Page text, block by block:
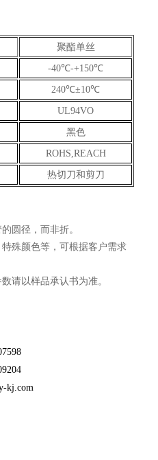
聚酯单丝
-40℃-+150℃
240℃±10℃
UL94VO
黑色
ROHS,REACH
热切刀和剪刀
圆径，而非折。
殊颜色等，可根据客户需求
请以样品承认书为准。
kj.com